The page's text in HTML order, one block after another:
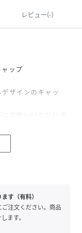
レビュー(-)
ップ
ザインのキャッ
お使いいただけま
感で暑い日も快適
・素材・サイズ・
で予めご了承くだ
す（有料）
注文ください。商品
ます。